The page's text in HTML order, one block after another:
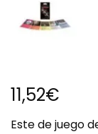
11,52€
Este de juego